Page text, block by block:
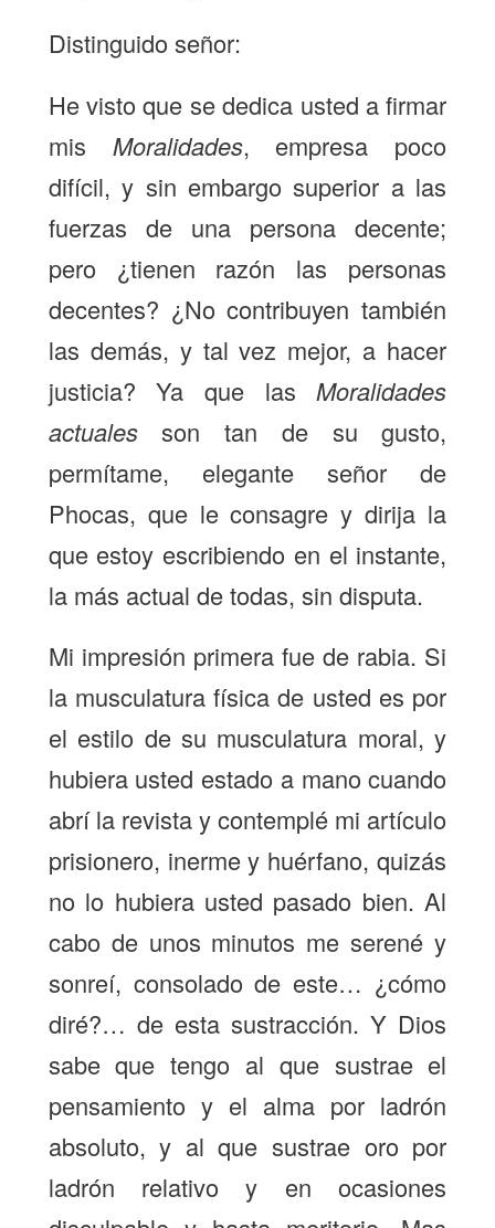
Distinguido señor:
He visto que se dedica usted a firmar
mis Moralidades, empresa poco
difícil, y sin embargo superior a las
fuerzas de una persona decente;
pero ¿tienen razón las personas
decentes? ¿No contribuyen también
las demás, y tal vez mejor, a hacer
justicia? Ya que lasMoralidades
actualesson tan de su gusto,
permítame, elegante señor de
Phocas, que le consagre y dirija la
que estoy escribiendo en el instante,
la más actual de todas, sin disputa.
Mi impresión primera fue de rabia. Si
la musculatura física de usted es por
el estilo de su musculatura moral, y
hubiera usted estado a mano cuando
abrí la revista y contemplé mi artículo
prisionero, inerme y huérfano, quizás
no lo hubiera usted pasado bien. Al
cabo de unos minutos me serené y
sonreí, consolado de este… ¿cómo
diré?… de esta sustracción. Y Dios
sabe que tengo al que sustrae el
pensamiento y el alma por ladrón
absoluto, y al que sustrae oro por
ladrón relativo y en ocasiones